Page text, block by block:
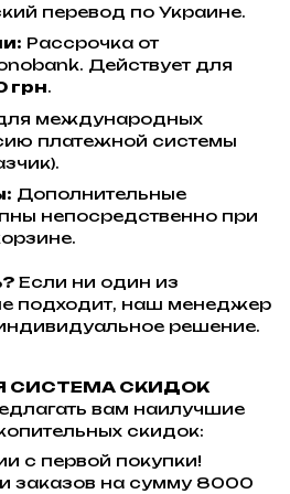
перевод по Украине.
Рассрочка от
Действует для
грн.
международных
платежной системы
Дополнительные
непосредственно при
Если ни один из
подходит, наш менеджер
решение.
СИСТЕМА СКИДОК
вам наилучшие
скидок:
с первой покупки!
заказов на сумму 8000